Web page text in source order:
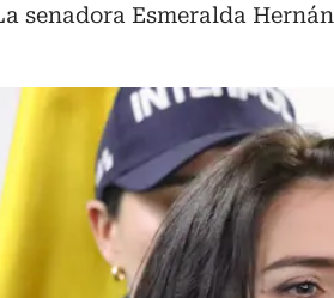
senadora Esmeralda